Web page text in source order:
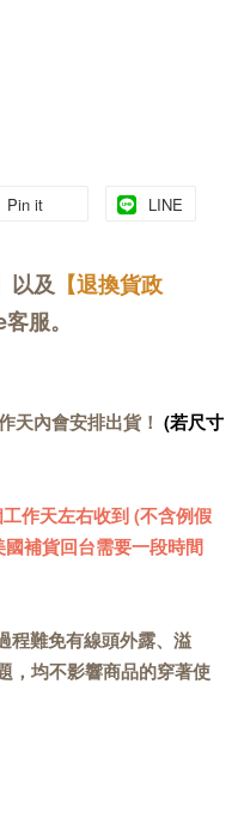
Pin it LINE
以及 【退換貨政
服。
天內會安排出貨！ (若尺寸
作天左右收到 (不含例假
補貨回台需要一段時間
程難免有線頭外露、溢
，均不影響商品的穿著使